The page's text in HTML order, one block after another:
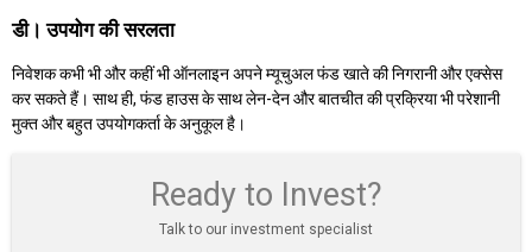
डी। उपयोग की सरलता
निवेशक कभी भी और कहीं भी ऑनलाइन अपने म्यूचुअल फंड खाते की निगरानी और एक्सेस
कर सकते हैं। साथ ही, फंड हाउस के साथ लेन-देन और बातचीत की प्रक्रिया भी परेशानी
मुक्त और बहुत उपयोगकर्ता के अनुकूल है।
Ready to Invest?
Talk to our investment specialist